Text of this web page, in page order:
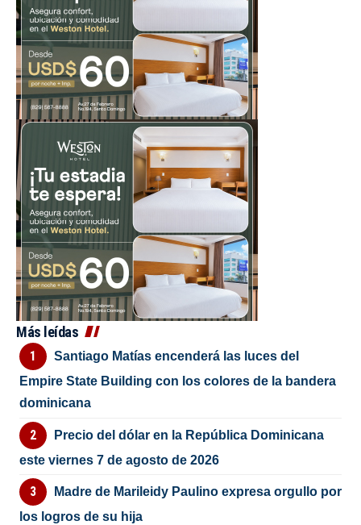
Más leídas
Santiago Matías encenderá las luces del
Empire State Building con los colores de la bandera
dominicana
Precio del dólar en la República Dominicana
este viernes 7 de agosto de 2026
Madre de Marileidy Paulino expresa orgullo por
los logros de su hija